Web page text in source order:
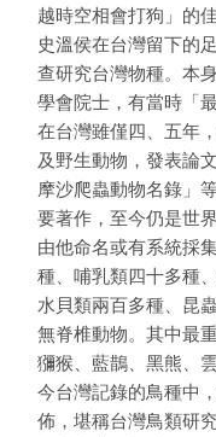
越時空相會打狗」的佳
史溫侯在台灣留下的
查研究台灣物種。本
學會院士，有當時「
在台灣雖僅四、五年
及野生動物，發表論
摩沙爬蟲動物名錄」
要著作，至今仍是世
由他命名或有系統採
種、哺乳類四十多種
水貝類兩百多種、昆
無脊椎動物。其中最
獼猴、藍鵲、黑熊、
今台灣記錄的鳥種中
佈，堪稱台灣鳥類研